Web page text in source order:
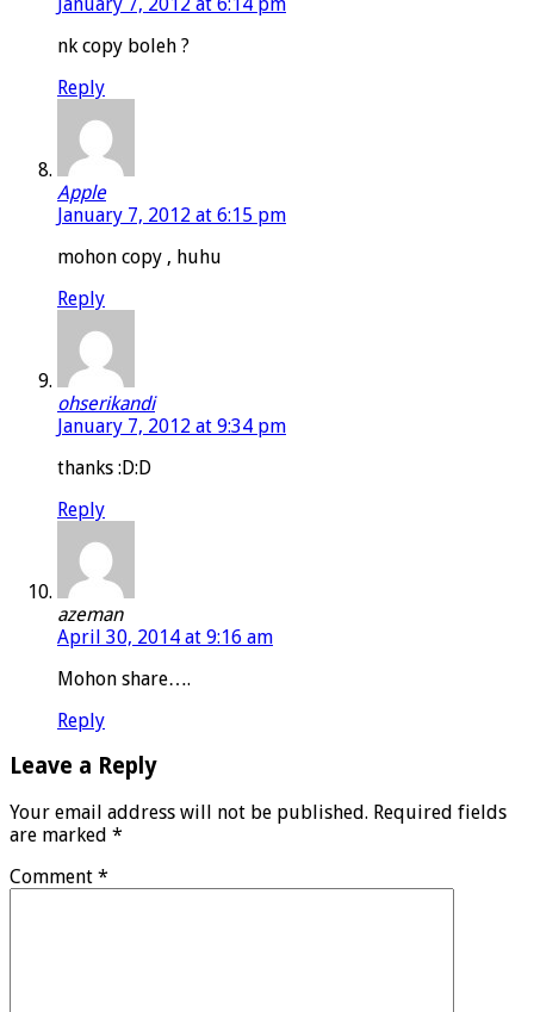
nk copy boleh ?
Reply
Apple
January 7, 2012 at 6:15 pm
mohon copy , huhu
Reply
ohserikandi
January 7, 2012 at 9:34 pm
thanks :D:D
Reply
azeman
April 30, 2014 at 9:16 am
Mohon share….
Reply
Leave a Reply
Your email address will not be published. Required fields
are marked *
Comment *